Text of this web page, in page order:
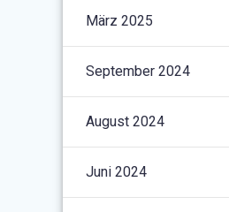
März 2025
September 2024
August 2024
Juni 2024